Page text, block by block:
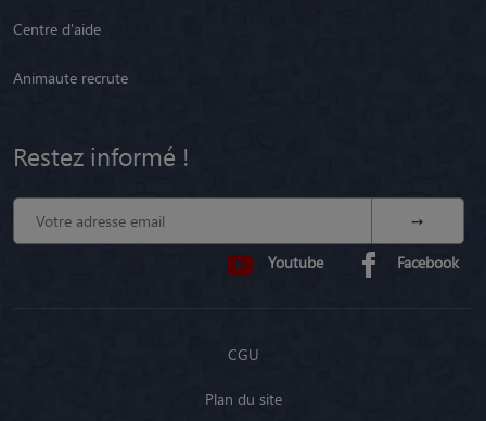
Centre d'aide
Animaute recrute
Restez informé !
Youtube Facebook
CGU
Plan du site